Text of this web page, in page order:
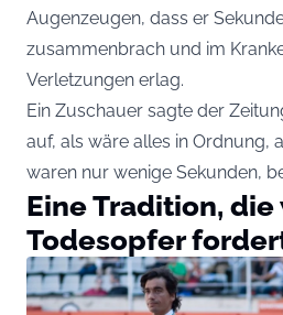
Augenzeugen, dass er
zusammenbrach und im
Verletzungen erlag.
Ein Zuschauer sagte der
auf, als wäre alles in Ordnung,
waren nur wenige Sekunden,
Eine Tradition,
Todesopfer